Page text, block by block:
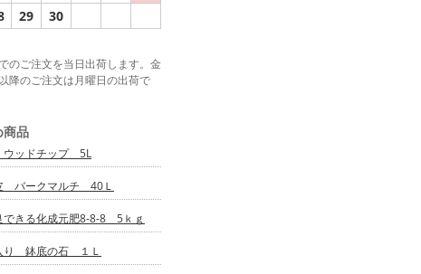
29 30
のご注文を当日出荷します。金
降のご注文は月曜日の出荷で
商品
ッドチップ 5L
バークマルチ 40Ｌ
できる化成元肥8-8-8 5ｋｇ
り 鉢底の石 １Ｌ